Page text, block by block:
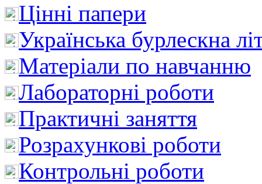
Цінні папери
Українська бурлескна
Матеріали по навчанню
Лабораторні роботи
Практичні заняття
Розрахункові роботи
Контрольні роботи